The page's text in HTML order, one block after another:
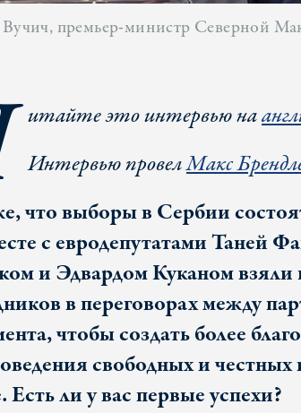
премьер-министр Северной
итайте это интервью на
Интервью провелМакс
что выборы в Сербии
с евродепутатами Таней
и Эдвардом Куканом взяли
в переговорах между
чтобы создать более
свободных и
Есть ли у вас первые успехи?